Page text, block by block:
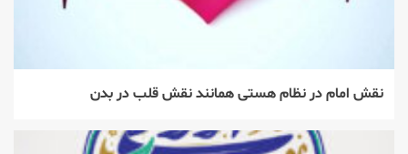
نقش امام در نظام هستی همانند نقش قلب در بدن